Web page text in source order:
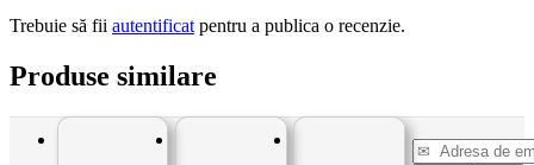
Trebuie să fii autentificat pentru a publica o recenzie.
Produse similare